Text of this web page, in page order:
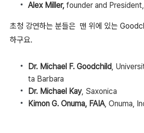
Alex Miller, founder and
초청 강연하는 분들은 맨 위에 있는
하구요.
Dr. Michael F. Goodchild,
ta Barbara
Dr. Michael Kay, Saxonica
Kimon G. Onuma, FAIA, Onuma,